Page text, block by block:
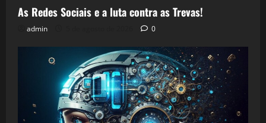
As Redes Sociais e a luta contra as Trevas!
admin 0